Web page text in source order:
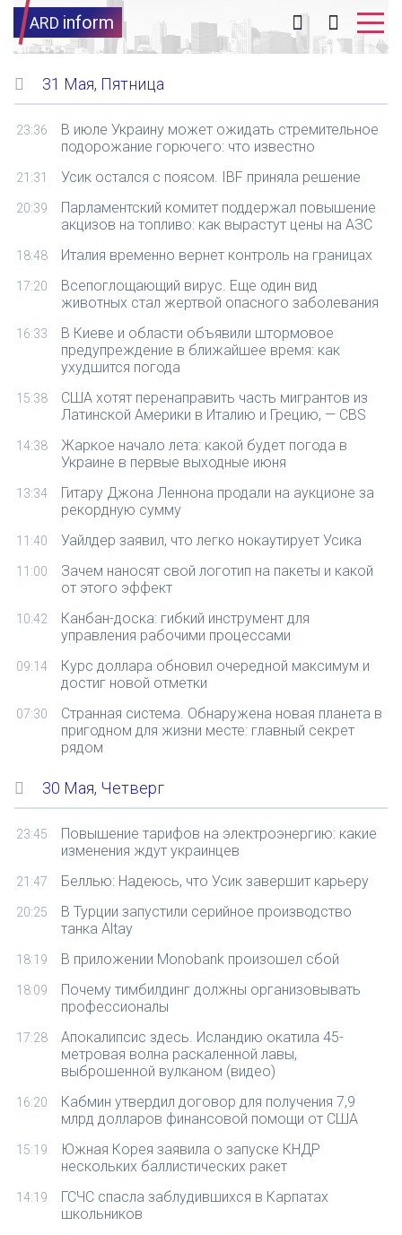
ARD inform
31 Мая, Пятница
23:36
В июле Украину может ожидать стремительное
подорожание горючего: что известно
21:31 Усик остался с поясом. IBF приняла решение
20:39
Парламентский комитет поддержал повышение
акцизов на топливо: как вырастут цены на АЗС
18:48 Италия временно вернет контроль на границах
17:20
Всепоглощающий вирус. Еще один вид
животных стал жертвой опасного заболевания
16:33
В Киеве и области объявили штормовое
предупреждение в ближайшее время: как
ухудшится погода
15:38
США хотят перенаправить часть мигрантов из
Латинской Америки в Италию и Грецию, — CBS
14:38
Жаркое начало лета: какой будет погода в
Украине в первые выходные июня
13:34
Гитару Джона Леннона продали на аукционе за
рекордную сумму
11:40 Уайлдер заявил, что легко нокаутирует Усика
11:00
Зачем наносят свой логотип на пакеты и какой
от этого эффект
10:42
Канбан-доска: гибкий инструмент для
управления рабочими процессами
09:14
Курс доллара обновил очередной максимум и
достиг новой отметки
07:30
Странная система. Обнаружена новая планета в
пригодном для жизни месте: главный секрет
рядом
30 Мая, Четверг
23:45
Повышение тарифов на электроэнергию: какие
изменения ждут украинцев
21:47 Беллью: Надеюсь, что Усик завершит карьеру
20:25
В Турции запустили серийное производство
танка Altay
18:19 В приложении Monobank произошел сбой
18:09
Почему тимбилдинг должны организовывать
профессионалы
17:28
Апокалипсис здесь. Исландию окатила 45-
метровая волна раскаленной лавы,
выброшенной вулканом (видео)
16:20
Кабмин утвердил договор для получения 7,9
млрд долларов финансовой помощи от США
15:19
Южная Корея заявила о запуске КНДР
нескольких баллистических ракет
14:19
ГСЧС спасла заблудившихся в Карпатах
школьников